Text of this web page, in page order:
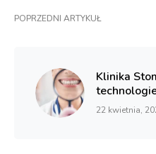
POPRZEDNI ARTYKUŁ
Klinika
22 kwietnia,